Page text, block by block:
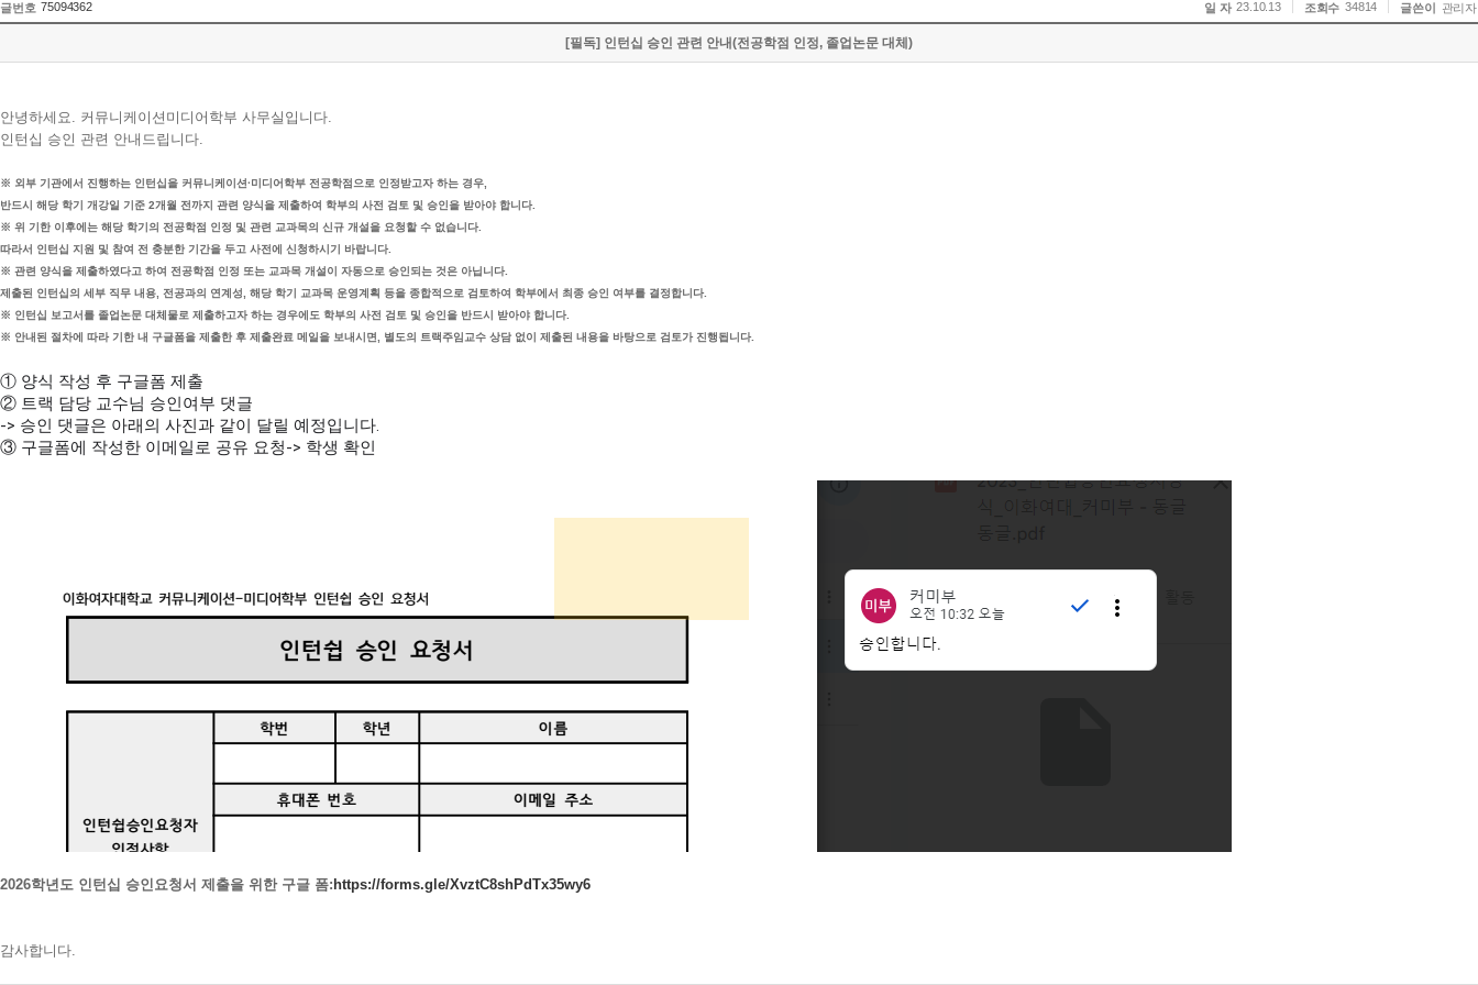
글번호 75094362 일 자 23.10.13 조회수 34814 글쓴이 관리자
[필독] 인턴십 승인 관련 안내(전공학점 인정, 졸업논문 대체)
안녕하세요. 커뮤니케이션미디어학부 사무실입니다.
인턴십 승인 관련 안내드립니다.
※ 외부 기관에서 진행하는 인턴십을 커뮤니케이션·미디어학부 전공학점으로 인정받고자 하는 경우,
반드시 해당 학기 개강일 기준 2개월 전까지 관련 양식을 제출하여 학부의 사전 검토 및 승인을 받아야 합니다.
※ 위 기한 이후에는 해당 학기의 전공학점 인정 및 관련 교과목의 신규 개설을 요청할 수 없습니다.
따라서 인턴십 지원 및 참여 전 충분한 기간을 두고 사전에 신청하시기 바랍니다.
※ 관련 양식을 제출하였다고 하여 전공학점 인정 또는 교과목 개설이 자동으로 승인되는 것은 아닙니다.
제출된 인턴십의 세부 직무 내용, 전공과의 연계성, 해당 학기 교과목 운영계획 등을 종합적으로 검토하여 학부에서 최종 승인 여부를 결정합니다.
※ 인턴십 보고서를 졸업논문 대체물로 제출하고자 하는 경우에도 학부의 사전 검토 및 승인을 반드시 받아야 합니다.
※ 안내된 절차에 따라 기한 내 구글폼을 제출한 후 제출완료 메일을 보내시면, 별도의 트랙주임교수 상담 없이 제출된 내용을 바탕으로 검토가 진행됩니다.
① 양식 작성 후 구글폼 제출
② 트랙 담당 교수님 승인여부 댓글
-> 승인 댓글은 아래의 사진과 같이 달릴 예정입니다.
③ 구글폼에 작성한 이메일로 공유 요청-> 학생 확인
2026학년도 인턴십 승인요청서 제출을 위한 구글 폼: https://forms.gle/XvztC8shPdTx35wy6
감사합니다.